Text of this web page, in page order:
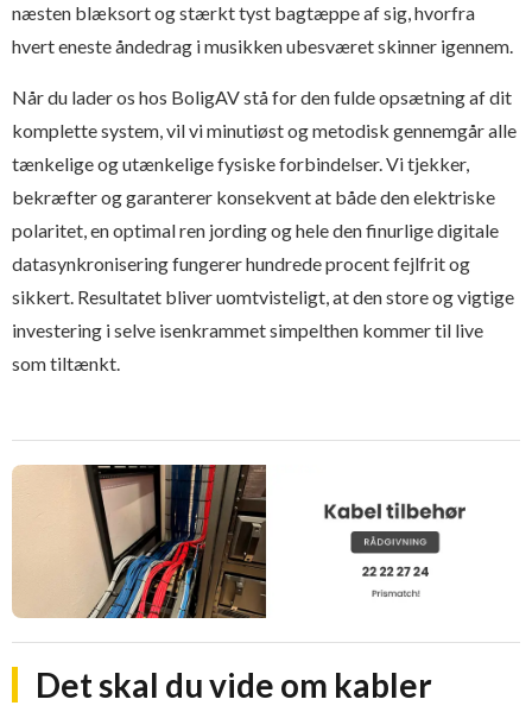
næsten blæksort og stærkt tyst bagtæppe af sig, hvorfra
hvert eneste åndedrag i musikken ubesværet skinner igennem.
Når du lader os hos BoligAV stå for den fulde opsætning af dit
komplette system, vil vi minutiøst og metodisk gennemgår alle
tænkelige og utænkelige fysiske forbindelser. Vi tjekker,
bekræfter og garanterer konsekvent at både den elektriske
polaritet, en optimal ren jording og hele den finurlige digitale
datasynkronisering fungerer hundrede procent fejlfrit og
sikkert. Resultatet bliver uomtvisteligt, at den store og vigtige
investering i selve isenkrammet simpelthen kommer til live
som tiltænkt.
Det skal du vide om kabler